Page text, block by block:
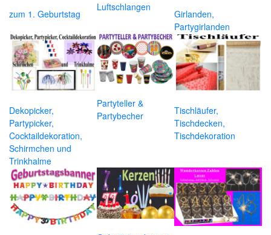
zum 1. Geburtstag
Luftschlangen
Girlanden,
Partygirlanden
Dekopicker,
Partypicker,
Cocktaildekoration,
Schirmchen und
Trinkhalme
Partyteller &
Partybecher
Tischläufer,
Tischdecken,
Tischdekoration